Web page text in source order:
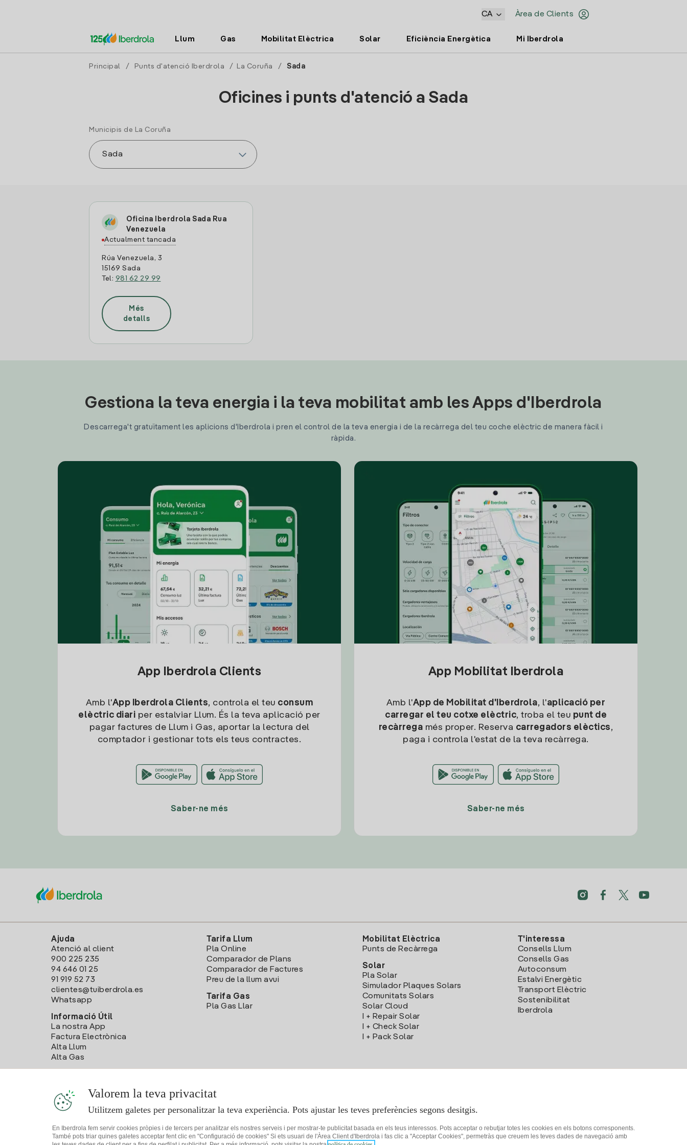
Àrea de Clients
CA
Llum Gas Mobilitat Elèctrica Solar Eficiència Energètica Mi Iberdrola
Principal / Punts d'atenció Iberdrola / La Coruña / Sada
Oficines i punts d'atenció a Sada
Municipis de La Coruña
Oficina Iberdrola Sada Rua
Venezuela
Actualment tancada
Rúa Venezuela, 3
15169 Sada
Tel: 981 62 29 99
Més
detalls
Gestiona la teva energia i la teva mobilitat amb les Apps d'Iberdrola
Descarrega't gratuïtament les aplicions d'Iberdrola i pren el control de la teva energia i de la recàrrega del teu coche elèctric de manera fàcil i
ràpida.
App Iberdrola Clients
Amb l'App Iberdrola Clients, controla el teu consum
elèctric diari per estalviar Llum. És la teva aplicació per
pagar factures de Llum i Gas, aportar la lectura del
comptador i gestionar tots els teus contractes.
Saber-ne més
App Mobilitat Iberdrola
Amb l'App de Mobilitat d'Iberdrola, l'aplicació per
carregar el teu cotxe elèctric, troba el teu punt de
recàrrega més proper. Reserva carregadors elèctics,
paga i controla l'estat de la teva recàrrega.
Saber-ne més
Ajuda
Atenció al client
900 225 235
94 646 01 25
91 919 52 73
clientes@tuiberdrola.es
Whatsapp
Informació Útil
La nostra App
Factura Electrònica
Alta Llum
Alta Gas
Tarifa Llum
Pla Online
Comparador de Plans
Comparador de Factures
Preu de la llum avui
Tarifa Gas
Pla Gas Llar
Mobilitat Elèctrica
Punts de Recàrrega
Solar
Pla Solar
Simulador Plaques Solars
Comunitats Solars
Solar Cloud
I + Repair Solar
I + Check Solar
I + Pack Solar
T'interessa
Consells Llum
Consells Gas
Autoconsum
Estalvi Energètic
Transport Elèctric
Sostenibilitat
Iberdrola
Valorem la teva privacitat
Utilitzem galetes per personalitzar la teva experiència. Pots ajustar les teves preferències segons desitgis.
En Iberdrola fem servir cookies pròpies i de tercers per analitzar els nostres serveis i per mostrar-te publicitat basada en els teus interessos. Pots acceptar o rebutjar totes les cookies en els botons corresponents.
També pots triar quines galetes acceptar fent clic en "Configuració de cookies" Si ets usuari de l'Àrea Client d'Iberdrola i fas clic a "Acceptar Cookies", permetràs que creuem les teves dades de navegació amb